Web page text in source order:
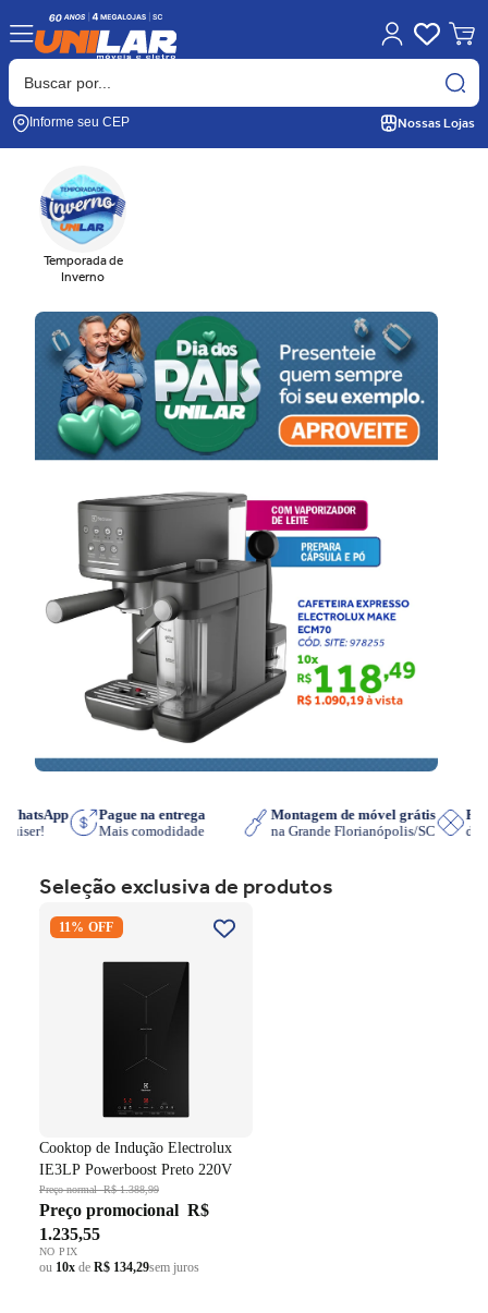
Informe seu CEP Nossas Lojas
Temporada de
Inverno
no WhatsApp
quiser!
Pague na entrega
Mais comodidade
Montagem de móvel grátis
na Grande Florianópolis/SC
Seleção exclusiva de produtos
Cooktop de Indução
Electrolux IE3LP Powerboost
11% OFF
Cooktop de Indução Electrolux
IE3LP Powerboost Preto 220V
Preço normalR$ 1.388,99
Preço promocional R$
1.235,55
NO PIX
ou 10x de R$ 134,29sem juros